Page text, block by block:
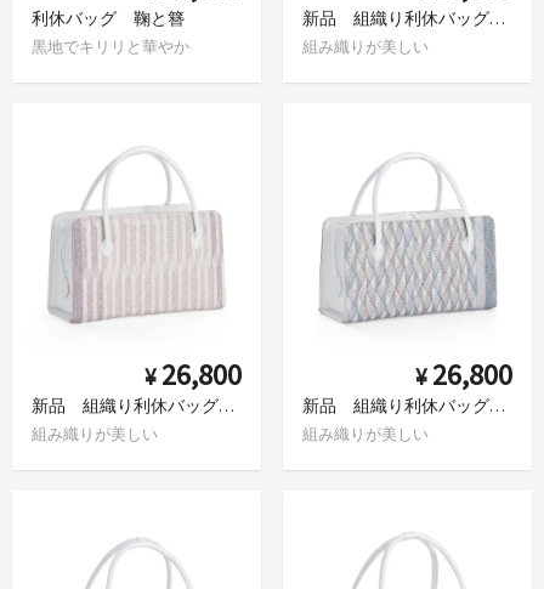
利休バッグ 鞠と簪
黒地でキリリと華やか
新品 組織り利休バッグ 斜め格子 斜め格子 青グラデーション
組み織りが美しい
¥ 26,800
新品 組織り利休バッグ 斜め格子 すみれ色ストライプ
組み織りが美しい
¥ 26,800
新品 組織り利休バッグ 斜め格子 カラフルステッチ
組み織りが美しい